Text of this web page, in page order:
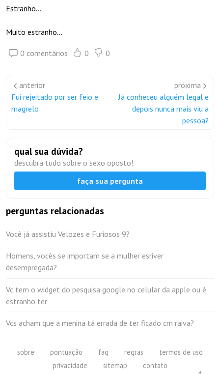
Estranho…
Muito estranho…
0 comentários 0 0
anterior
Fui rejeitado por ser feio e
magrelo
próxima
Já conheceu alguém legal e
depois nunca mais viu a
pessoa?
qual sua dúvida?
descubra tudo sobre o sexo oposto!
faça sua pergunta
perguntas relacionadas
Você já assistiu Velozes e Furiosos 9?
Homens, vocês se importam se a mulher esriver
desempregada?
Vc tem o widget do pesquisa google no celular da apple ou é
estranho ter
Vcs acham que a menina tá errada de ter ficado cm raiva?
sobre pontuação faq regras
termos de uso
privacidade
sitemap contato